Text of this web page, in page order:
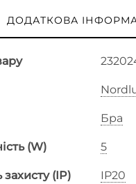
ДОДАТКОВА
Бра
(W) 5
захисту (IP) IP20